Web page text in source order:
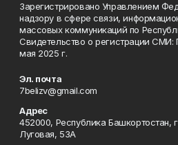
Зарегистрировано Управлением
надзору в сфере связи,
массовых коммуникаций по
Свидетельство о регистрации
мая 2025 г.
Эл. почта
7belizv@gmail.com
Адрес
452000, Республика Башкортостан,
Луговая, 53А